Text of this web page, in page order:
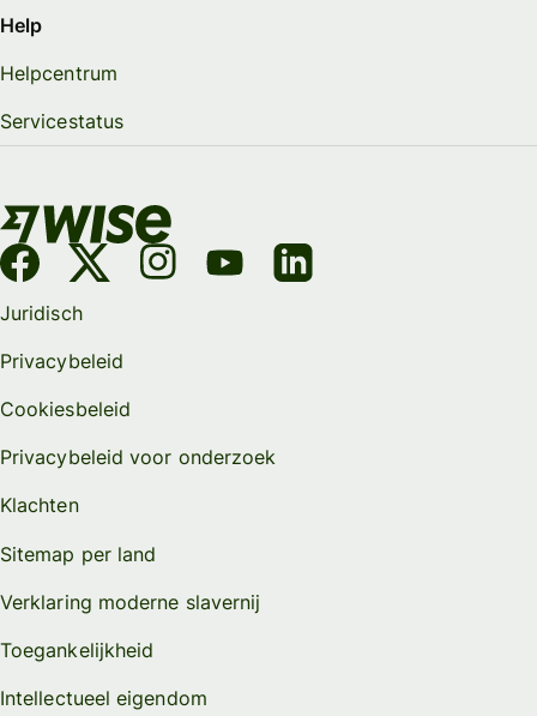
Help
Helpcentrum
Servicestatus
Juridisch
Privacybeleid
Cookiesbeleid
Privacybeleid voor onderzoek
Klachten
Sitemap per land
Verklaring moderne slavernij
Toegankelijkheid
Intellectueel eigendom